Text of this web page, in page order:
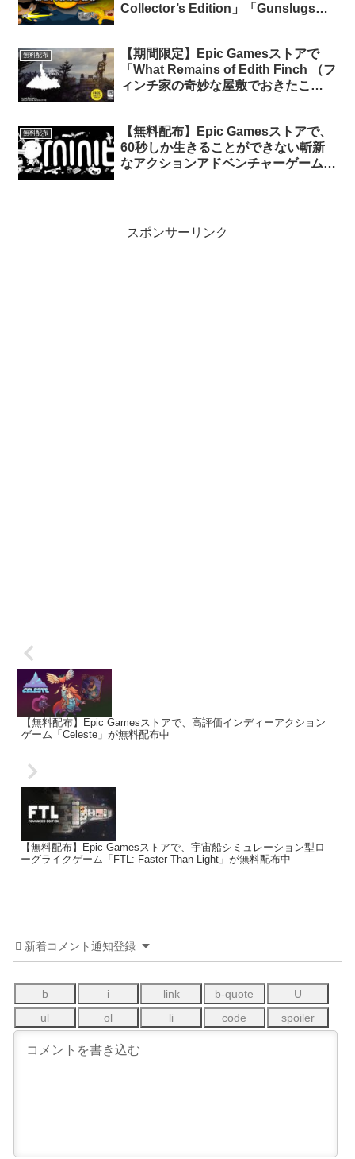
Collector’s Edition」「Gunslugs」2
無料配布
【期間限定】Epic Gamesストアで
「What Remains of Edith Finch （フ
ィンチ家の奇妙な屋敷でおきたこ
無料配布
【無料配布】Epic Gamesストアで、
60秒しか生きることができない斬新
なアクションアドベンチャーゲーム
スポンサーリンク
【無料配布】Epic Gamesストアで、高評価インディーアクション
ゲーム「Celeste」が無料配布中
【無料配布】Epic Gamesストアで、宇宙船シミュレーション型ロ
ーグライクゲーム「FTL: Faster Than Light」が無料配布中
新着コメント通知登録